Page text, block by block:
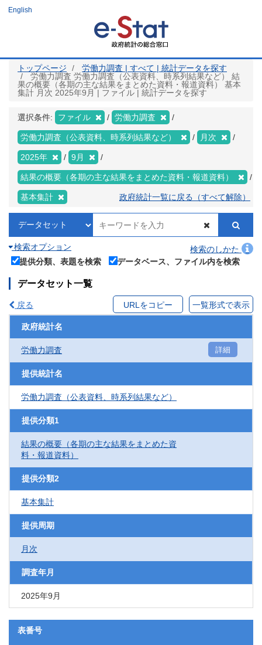
ツ
English
トップページ
労働力調査 | すべて | 統計データを探す
労働力調査 労働力調査（公表資料、時系列結果など） 結
果の概要（各期の主な結果をまとめた資料・報道資料） 基本
集計 月次 2025年9月 | ファイル | 統計データを探す
選択条件: ファイル 労働力調査
労働力調査（公表資料、時系列結果など） 月次
2025年 9月
結果の概要（各期の主な結果をまとめた資料・報道資料）
基本集計 政府統計一覧に戻る（すべて解除）
検索オプション
検索のしかた
提供分類、表題を検索
データベース、ファイル内を検索
データセット一覧
戻る URLをコピー 一覧形式で表示
政府統計名
労働力調査 詳細
提供統計名
労働力調査（公表資料、時系列結果など）
提供分類1
結果の概要（各期の主な結果をまとめた資
料・報道資料）
提供分類2
基本集計
提供周期
月次
調査年月
2025年9月
表番号